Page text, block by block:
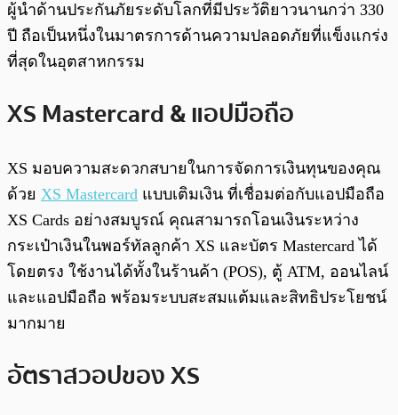
ผู้นำด้านประกันภัยระดับโลกที่มีประวัติยาวนานกว่า 330
ปี ถือเป็นหนึ่งในมาตรการด้านความปลอดภัยที่แข็งแกร่ง
ที่สุดในอุตสาหกรรม
XS Mastercard & แอปมือถือ
XS มอบความสะดวกสบายในการจัดการเงินทุนของคุณ
ด้วย XS Mastercard แบบเติมเงิน ที่เชื่อมต่อกับแอปมือถือ
XS Cards อย่างสมบูรณ์ คุณสามารถโอนเงินระหว่าง
กระเป๋าเงินในพอร์ทัลลูกค้า XS และบัตร Mastercard ได้
โดยตรง ใช้งานได้ทั้งในร้านค้า (POS), ตู้ ATM, ออนไลน์
และแอปมือถือ พร้อมระบบสะสมแต้มและสิทธิประโยชน์
มากมาย
อัตราสวอปของ XS